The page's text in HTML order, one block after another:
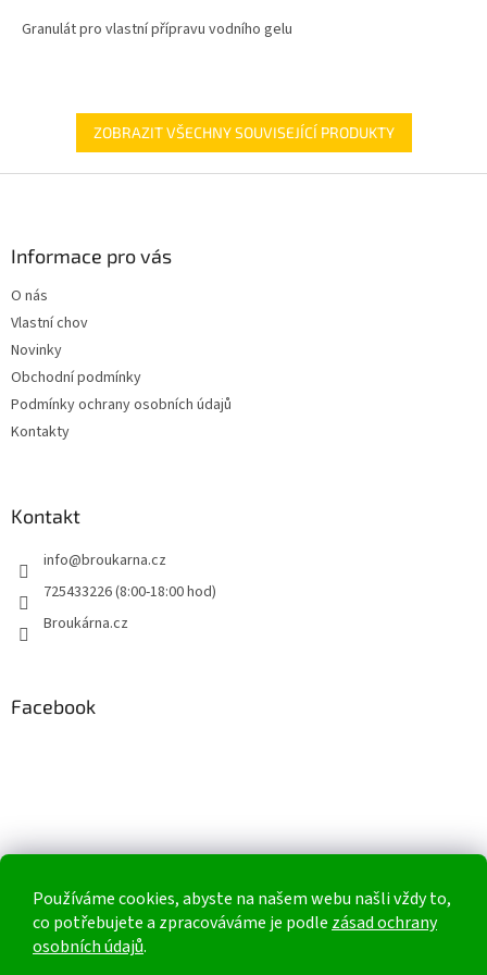
Používáme cookies, abyste na našem webu našli vždy to,
co potřebujete a zpracováváme je podle zásad ochrany
osobních údajů.
5
Granulát pro vlastní přípravu vodního gelu
ZOBRAZIT VŠECHNY SOUVISEJÍCÍ PRODUKTY
Informace pro vás
O nás
Vlastní chov
Novinky
Obchodní podmínky
Podmínky ochrany osobních údajů
Kontakty
Kontakt
info@broukarna.cz
725433226 (8:00-18:00 hod)
Broukárna.cz
Facebook